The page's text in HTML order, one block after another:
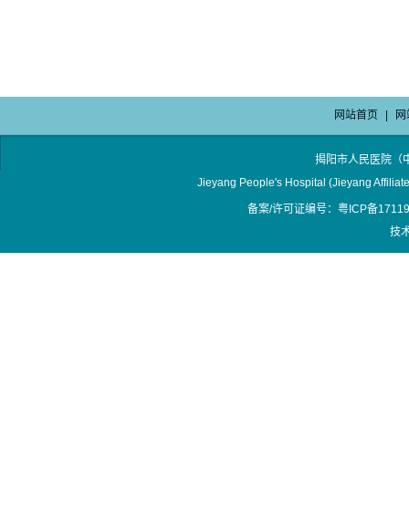
网站首页
揭阳市人民医院
Jieyang People's Hospital (Jieyang
备案/许可证编号：粤ICP备
技